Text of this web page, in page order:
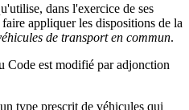
dans l'exercice de ses
appliquer les dispositions de la
de transport en commun.
est modifié par adjonction
type prescrit de véhicules qui